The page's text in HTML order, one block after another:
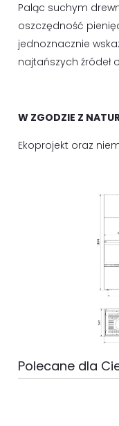
Paląc suchym
oszczędność
jednoznacznie
najtańszych źródeł
W ZGODZIE Z
Ekoprojekt oraz
Polecane dla